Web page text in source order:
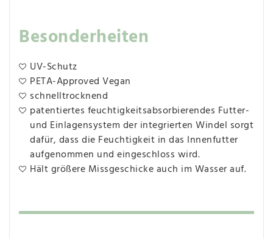
Besonderheiten
UV-Schutz
PETA-Approved Vegan
schnelltrocknend
patentiertes feuchtigkeitsabsorbierendes Futter-
und Einlagensystem der integrierten Windel sorgt
dafür, dass die Feuchtigkeit in das Innenfutter
aufgenommen und eingeschloss wird.
Hält größere Missgeschicke auch im Wasser auf.